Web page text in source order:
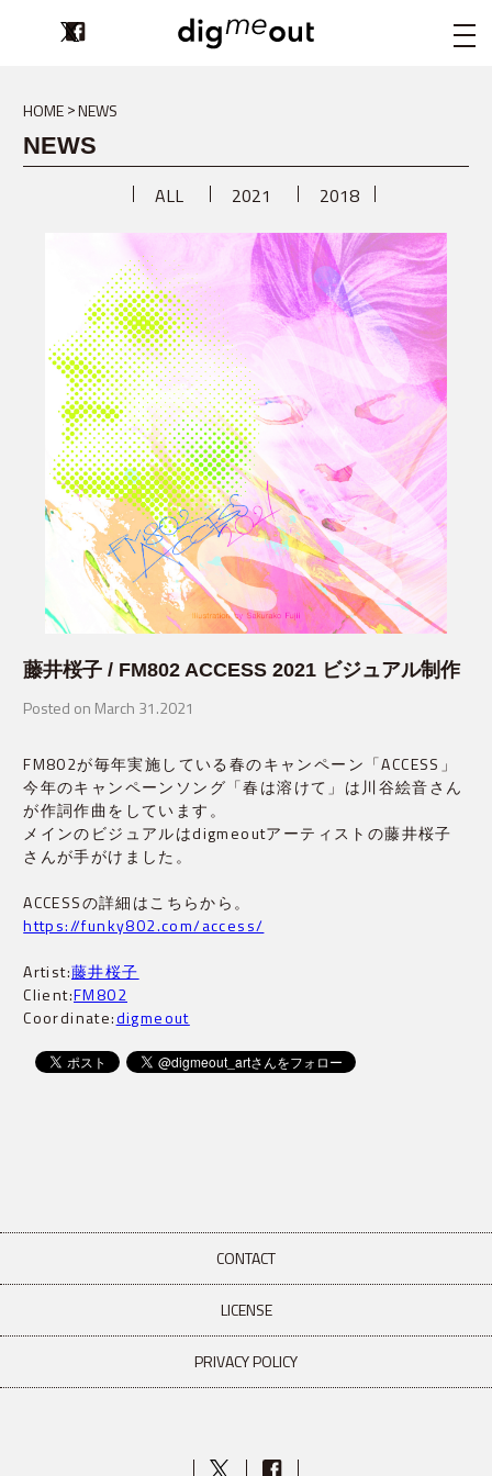
digmeout
HOME NEWS
NEWS
ALL 2021 2018
藤井桜子 / FM802 ACCESS 2021 ビジュアル制作
Posted on March 31.2021
FM802が毎年実施している春のキャンペーン「ACCESS」
今年のキャンペーンソング「春は溶けて」は川谷絵音さん
が作詞作曲をしています。
メインのビジュアルはdigmeoutアーティストの藤井桜子
さんが手がけました。
https://funky802.com/access/
Artist:藤井桜子
Client:FM802
Coordinate:digmeout
CONTACT
LICENSE
PRIVACY POLICY